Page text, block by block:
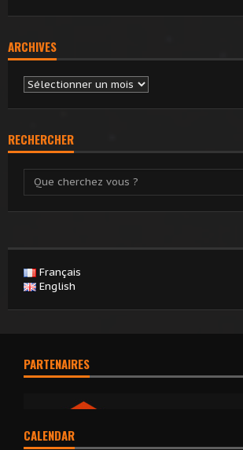
ARCHIVES
Archives
RECHERCHER
Français
English
PARTENAIRES
CALENDAR